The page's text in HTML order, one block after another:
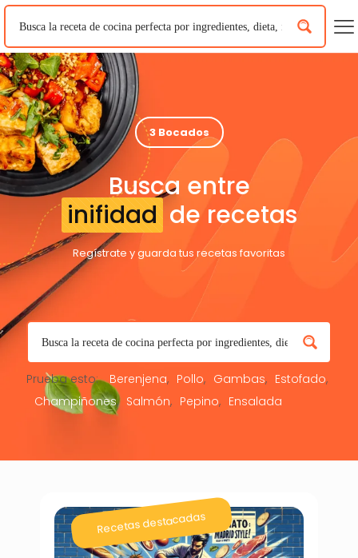
3 Bocados
Busca entre
inifidad de recetas
Regístrate y guarda tus recetas favoritas
Prueba esto: Berenjena Pollo Gambas
Estofado
Champiñones
Salmón Pepino Ensalada
Recetas destacadas